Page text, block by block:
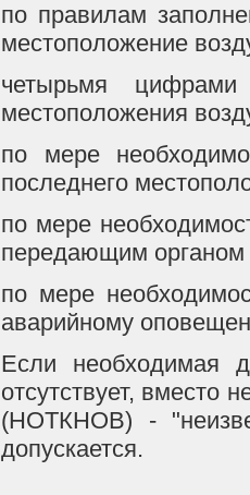
по правилам
местоположение
четырьмя
местоположения
по мере
последнего
по мере
передающим
по мере
аварийному
Если необходимая
отсутствует, вместо
(НОТКНОВ) -
допускается.